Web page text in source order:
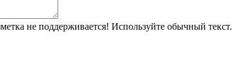
не поддерживается! Используйте обычный текст.